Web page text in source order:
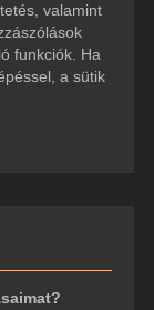
valamint
funkciók. Ha
a sütik